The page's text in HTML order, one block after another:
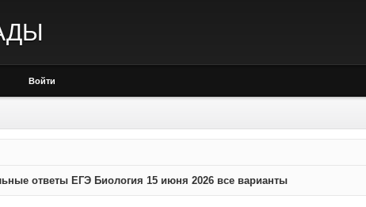
Войти
ответы ЕГЭ Биология 15 июня 2026 все варианты